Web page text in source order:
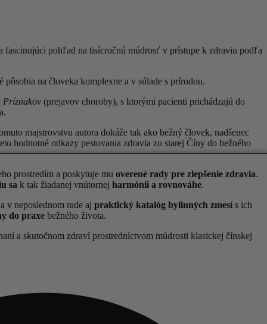
fascinujúci pohľad na tisícročnú múdrosť v prístupe k zdraviu podľa
na človeka komplexne a v súlade s prírodou.
Príznakov (prejavov choroby), s ktorými pacienti prichádzajú do
majstrovstvu autora dokáže tak ako bežný človek, nadšenec
hodnotné odkazy pestovania zdravia zo starej Číny do bežného
prostredím a poskytuje mu overené rady pre zlepšenie zdravia.
sa k tak žiadanej vnútornej harmónii a rovnováhe.
v neposlednom rade aj praktický katalóg bylinných zmesís ich
do praxe bežného života.
a skutočnom zdraví prostredníctvom múdrosti klasickej čínskej